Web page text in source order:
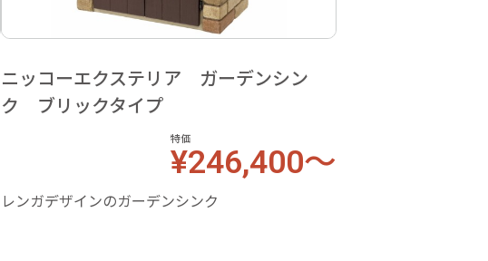
ニッコーエクステリア ガーデンシン
ク ブリックタイプ
特価
¥246,400～
レンガデザインのガーデンシンク